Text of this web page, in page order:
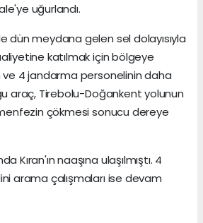
uğurlandı.
dün meydana gelen sel dolayısıyla
katılmak için bölgeye
ve 4 jandarma personelinin daha
araç, Tirebolu-Doğankent yolunun
çökmesi sonucu dereye
Kıran'ın naaşına ulaşılmıştı. 4
arama çalışmaları ise devam